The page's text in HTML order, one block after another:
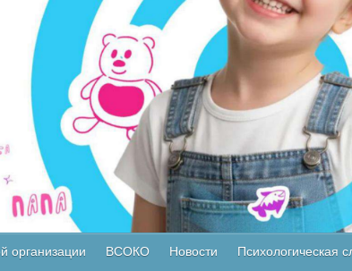
организации ВСОКО Новости Психологическая